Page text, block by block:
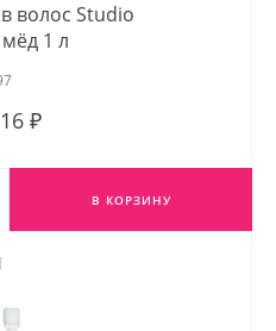
волос Studio
1 л
₽
В КОРЗИНУ